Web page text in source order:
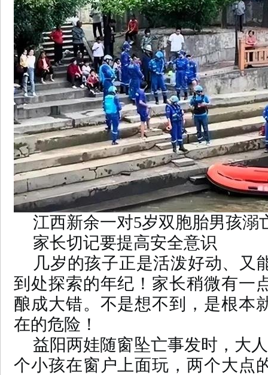
江西新余一对5岁双胞胎男孩溺
家长切记要提高安全意识
几岁的孩子正是活泼好动、又
到处探索的年纪！家长稍微有一
酿成大错。不是想不到，是根本
在的危险！
益阳两娃随窗坠亡事发时，大
个小孩在窗户上面玩，两个大点